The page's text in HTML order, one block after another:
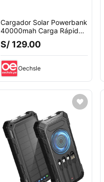
Cargador Solar Powerbank
40000mah Carga Rápida
22.5w
S/ 129.00
Oechsle